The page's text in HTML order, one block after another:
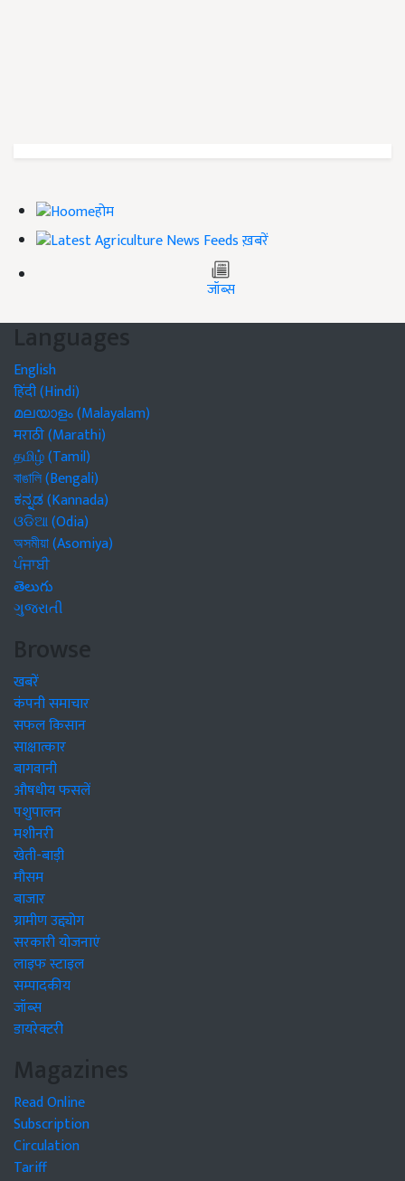
होम
ख़बरें
जॉब्स
Languages
English
हिंदी (Hindi)
മലയാളം (Malayalam)
मराठी (Marathi)
தமிழ் (Tamil)
বাঙালি (Bengali)
ಕನ್ನಡ (Kannada)
ଓଡିଆ (Odia)
অসমীয়া (Asomiya)
ਪੰਜਾਬੀ
తెలుగు
ગુજરાતી
Browse
खबरें
कंपनी समाचार
सफल किसान
साक्षात्कार
बागवानी
औषधीय फसलें
पशुपालन
मशीनरी
खेती-बाड़ी
मौसम
बाजार
ग्रामीण उद्द्योग
सरकारी योजनाएं
लाइफ स्टाइल
सम्पादकीय
जॉब्स
डायरेक्टरी
Magazines
Read Online
Subscription
Circulation
Tariff